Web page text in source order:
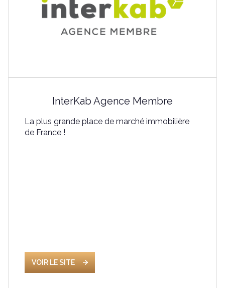
InterKab Agence Membre
La plus grande place de marché immobilière
de France !
VOIR LE SITE